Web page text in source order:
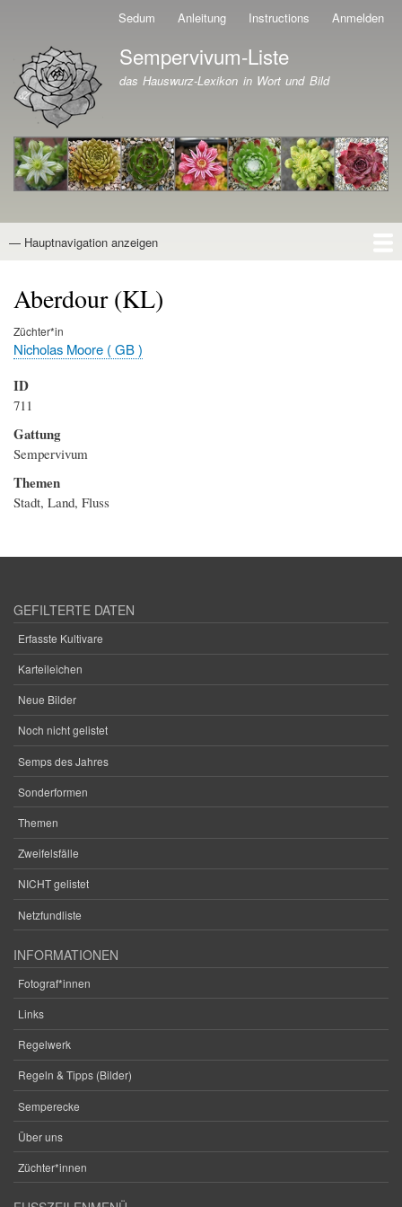
Direkt
zum
Inhalt
Sedum Anleitung Instructions Anmelden
Branding der Website
Sempervivum-Liste
das Hauswurz-Lexikon in Wort und Bild
Hauptnavigation
— Hauptnavigation anzeigen
Aberdour (KL)
Züchter*in
Nicholas Moore ( GB )
ID
711
Gattung
Sempervivum
Themen
Stadt, Land, Fluss
GEFILTERTE DATEN
Erfasste Kultivare
Karteileichen
Neue Bilder
Noch nicht gelistet
Semps des Jahres
Sonderformen
Themen
Zweifelsfälle
NICHT gelistet
Netzfundliste
INFORMATIONEN
Fotograf*innen
Links
Regelwerk
Regeln & Tipps (Bilder)
Semperecke
Über uns
Züchter*innen